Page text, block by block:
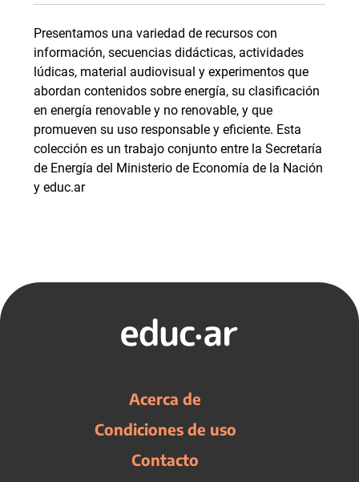
Presentamos una variedad de recursos con
información, secuencias didácticas, actividades
lúdicas, material audiovisual y experimentos que
abordan contenidos sobre energía, su clasificación
en energía renovable y no renovable, y que
promueven su uso responsable y eficiente. Esta
colección es un trabajo conjunto entre la Secretaría
de Energía del Ministerio de Economía de la Nación
y educ.ar
Acerca de
Condiciones de uso
Contacto